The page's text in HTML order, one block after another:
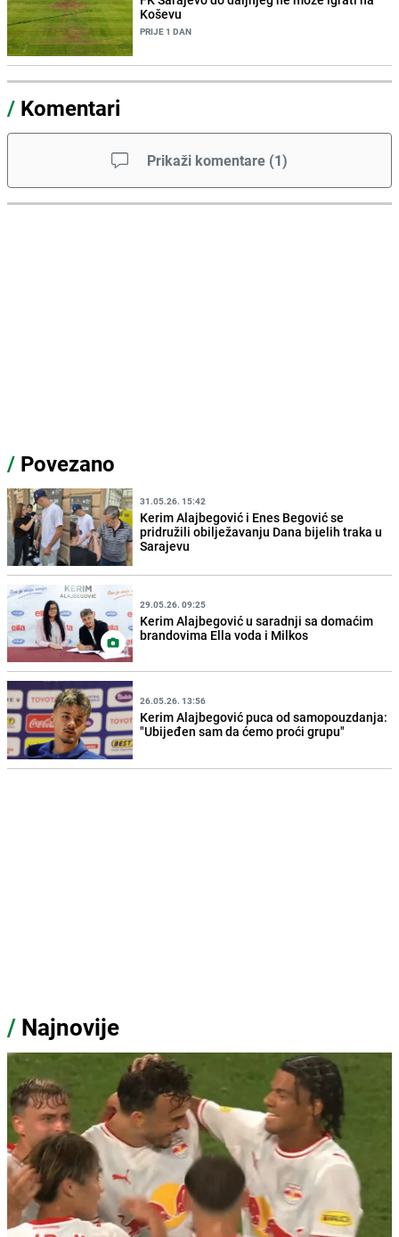
Koševu
PRIJE 1 DAN
/ Komentari
Prikaži komentare (1)
/ Povezano
31.05.26. 15:42
Kerim Alajbegović i Enes Begović se
pridružili obilježavanju Dana bijelih traka u
Sarajevu
29.05.26. 09:25
Kerim Alajbegović u saradnji sa domaćim
brandovima Ella voda i Milkos
26.05.26. 13:56
Kerim Alajbegović puca od samopouzdanja:
"Ubijeđen sam da ćemo proći grupu"
/ Najnovije